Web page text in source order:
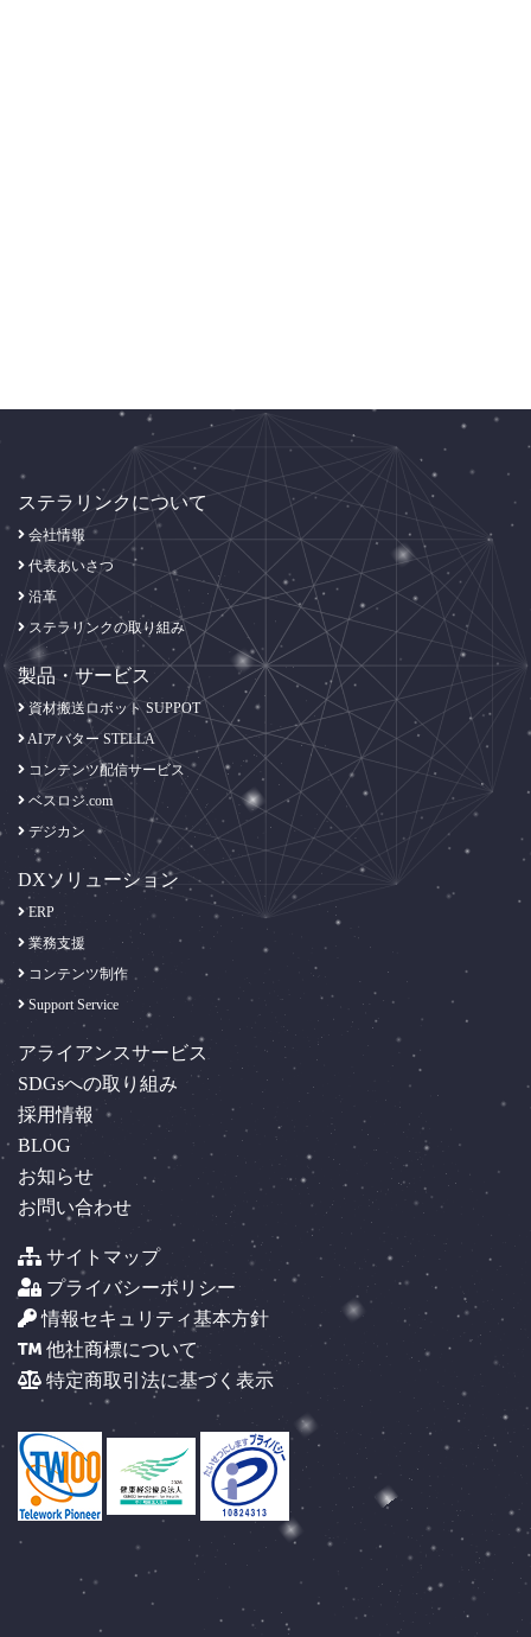
ステラリンクについて
会社情報
代表あいさつ
沿革
ステラリンクの取り組み
製品・サービス
資材搬送ロボット SUPPOT
AIアバター STELLA
コンテンツ配信サービス
ベスロジ.com
デジカン
DXソリューション
ERP
業務支援
コンテンツ制作
Support Service
アライアンスサービス
SDGsへの取り組み
採用情報
BLOG
お知らせ
お問い合わせ
サイトマップ
プライバシーポリシー
情報セキュリティ基本方針
他社商標について
特定商取引法に基づく表示